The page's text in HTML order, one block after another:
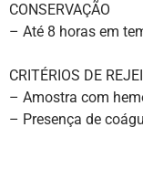
CONSERVAÇÃO
– Até 8 horas em
CRITÉRIOS DE
– Amostra com
– Presença de